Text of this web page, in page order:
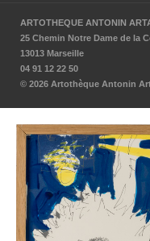
ARTOTHEQUE ANTONIN
25 Chemin Notre Dame de la
13013 Marseille
04 91 12 22 50
© 2026 Artothèque Antonin